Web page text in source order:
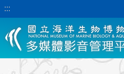
跳到主要內容區塊
:::